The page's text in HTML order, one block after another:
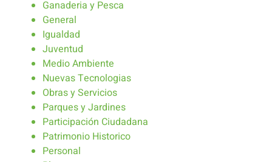
Ganaderia y Pesca
General
Igualdad
Juventud
Medio Ambiente
Nuevas Tecnologias
Obras y Servicios
Parques y Jardines
Participación Ciudadana
Patrimonio Historico
Personal